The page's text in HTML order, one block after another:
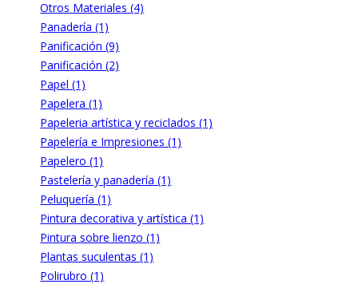
Otros Materiales (4)
Panadería (1)
Panificación (9)
Panificación (2)
Papel (1)
Papelera (1)
Papeleria artística y reciclados (1)
Papelería e Impresiones (1)
Papelero (1)
Pastelería y panadería (1)
Peluquería (1)
Pintura decorativa y artística (1)
Pintura sobre lienzo (1)
Plantas suculentas (1)
Polirubro (1)